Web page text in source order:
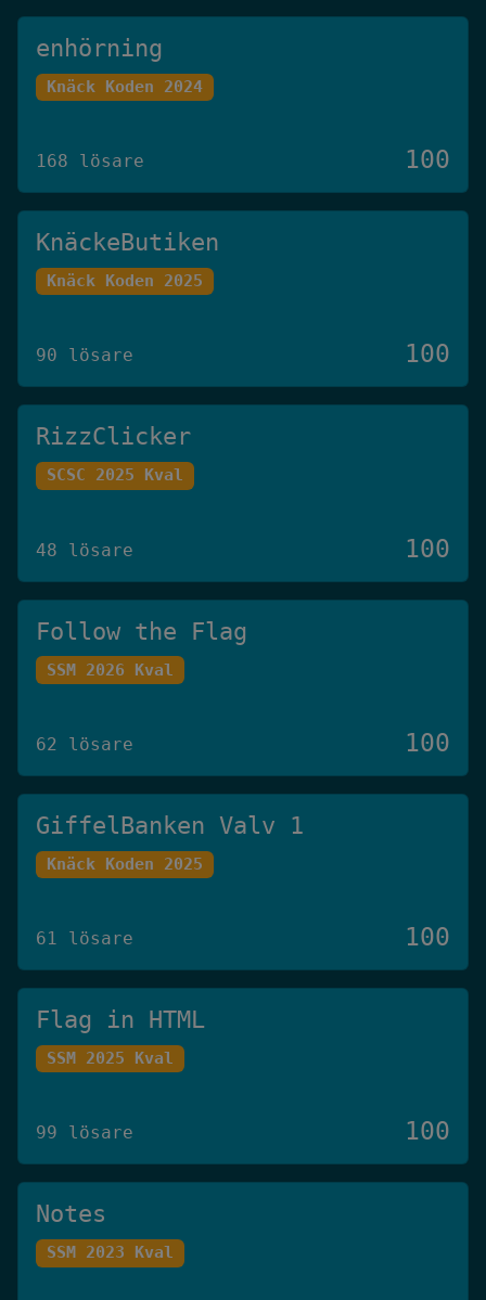
enhörning
Knäck Koden 2024
168 lösare 100
KnäckeButiken
Knäck Koden 2025
90 lösare 100
RizzClicker
SCSC 2025 Kval
48 lösare 100
Follow the Flag
SSM 2026 Kval
62 lösare 100
GiffelBanken Valv 1
Knäck Koden 2025
61 lösare 100
Flag in HTML
SSM 2025 Kval
99 lösare 100
Notes
SSM 2023 Kval